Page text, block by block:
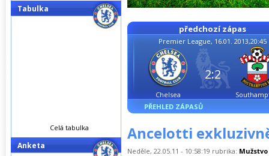
předchozí zápas
Premier League, 16.01. 2013,20:45
Chelsea
2:2
PŘEHLED ZÁPASŮ
Ancelotti
Neděle, 22.05.11 - 10:58:19 rubrika: Mužstvo
Tabulka
Celá tabulka
Anketa